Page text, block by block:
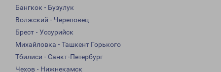
Бангкок - Бузулук
Волжский - Череповец
Брест - Уссурийск
Михайловка - Ташкент Горького
Тбилиси - Санкт-Петербург
Чехов - Нижнекамск